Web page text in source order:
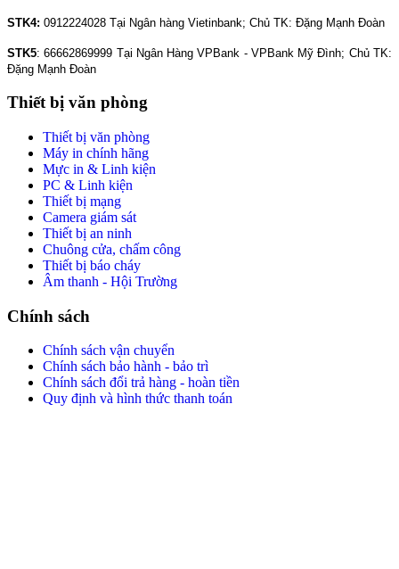
STK4: 0912224028 Tại Ngân hàng Vietinbank; Chủ TK: Đặng Mạnh Đoàn
STK5: 66662869999 Tại Ngân Hàng VPBank - VPBank Mỹ Đình; Chủ TK:
Đặng Mạnh Đoàn
Thiết bị văn phòng
Thiết bị văn phòng
Máy in chính hãng
Mực in & Linh kiện
PC & Linh kiện
Thiết bị mạng
Camera giám sát
Thiết bị an ninh
Chuông cửa, chấm công
Thiết bị báo cháy
Âm thanh - Hội Trường
Chính sách
Chính sách vận chuyển
Chính sách bảo hành - bảo trì
Chính sách đổi trả hàng - hoàn tiền
Quy định và hình thức thanh toán